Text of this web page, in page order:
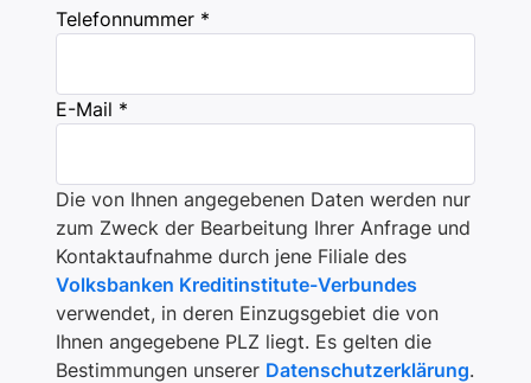
Telefonnummer *
E-Mail *
Die von Ihnen angegebenen Daten werden nur
zum Zweck der Bearbeitung Ihrer Anfrage und
Kontaktaufnahme durch jene Filiale des
Volksbanken Kreditinstitute-Verbundes
verwendet, in deren Einzugsgebiet die von
Ihnen angegebene PLZ liegt. Es gelten die
Bestimmungen unserer Datenschutzerklärung.